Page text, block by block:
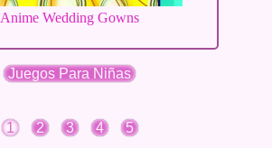
Anime Wedding Gowns
Juegos Para Niñas
1 2 3 4 5